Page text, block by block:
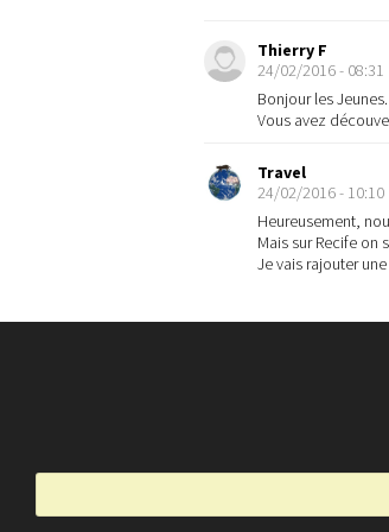
Thierry F
24/02/2016 - 08:31
Bonjour les Jeunes.
Vous avez
Travel
24/02/2016 - 10:10
Heureusement,
Mais sur Recife on
Je vais rajouter